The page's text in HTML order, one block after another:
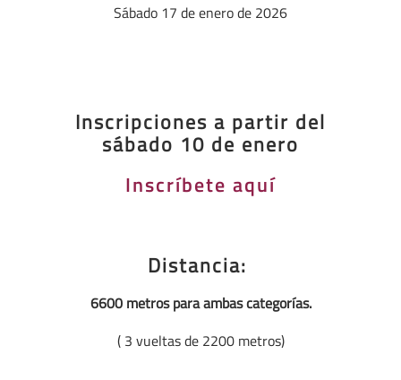
Sábado 17 de enero de 2026
Inscripciones a partir del
sábado 10 de enero
Inscríbete aquí
Distancia:
6600 metros para ambas categorías.
( 3 vueltas de 2200 metros)